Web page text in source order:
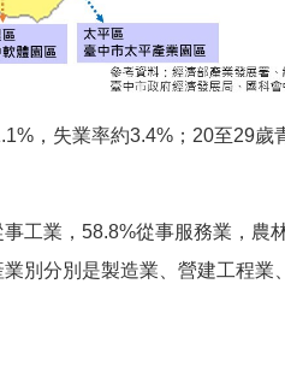
，失業率約3.4%；20至29歲
工業，58.8%從事服務業，農
別分別是製造業、營建工程業